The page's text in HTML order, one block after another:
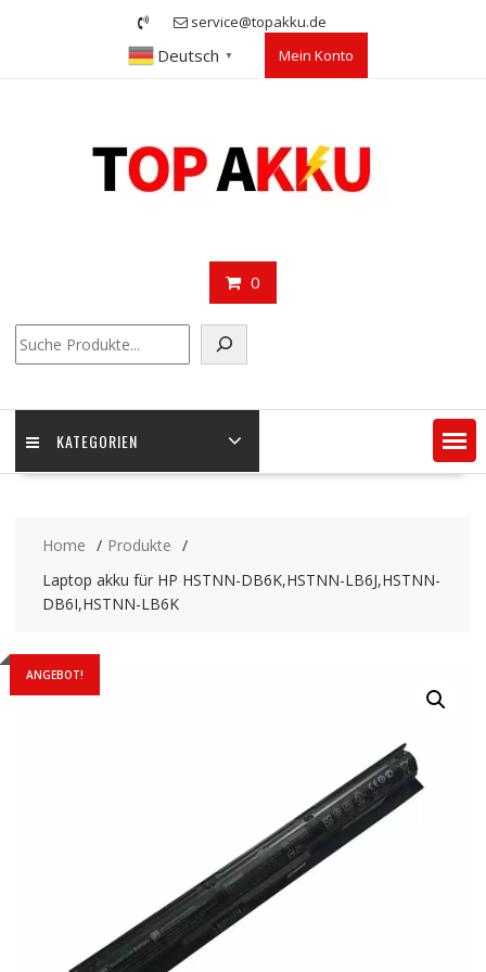
service@topakku.de
Deutsch ▼ Mein Konto
0
KATEGORIEN
Home
Produkte
Laptop akku für HP HSTNN-DB6K,HSTNN-LB6J,HSTNN-
DB6I,HSTNN-LB6K
ANGEBOT!